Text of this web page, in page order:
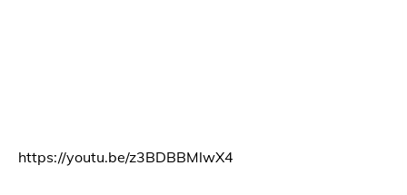
https://youtu.be/z3BDBBMlwX4